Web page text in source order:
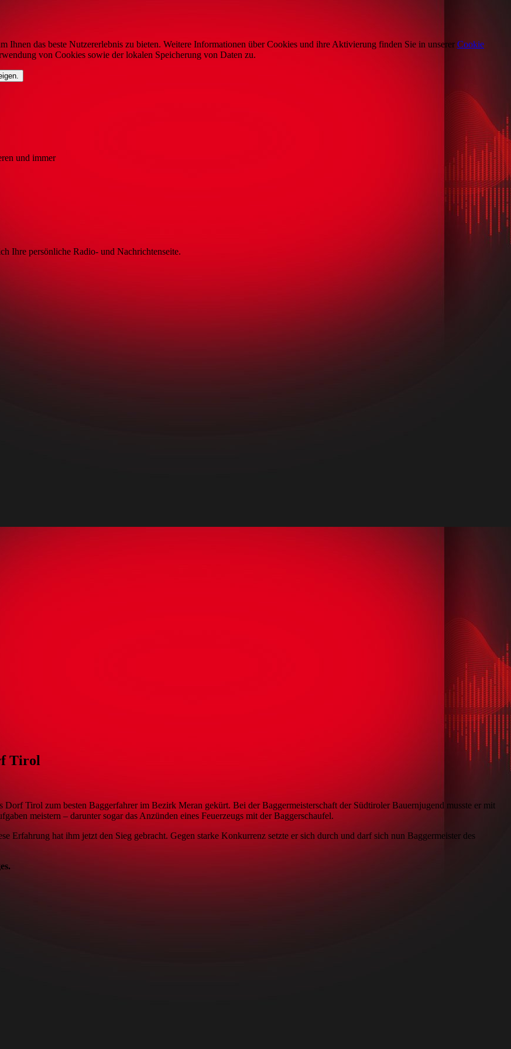
Ihnen das beste Nutzererlebnis zu bieten. Weitere Informationen über Cookies und ihre Aktivierung finden Sie in unserer Cookie
von Cookies sowie der lokalen Speicherung von Daten zu.
und immer
Ihre persönliche Radio- und Nachrichtenseite.
Tirol
Tirol zum besten Baggerfahrer im Bezirk Meran gekürt. Bei der Baggermeisterschaft der Südtiroler Bauernjugend musste er mit
meistern – darunter sogar das Anzünden eines Feuerzeugs mit der Baggerschaufel.
Erfahrung hat ihm jetzt den Sieg gebracht. Gegen starke Konkurrenz setzte er sich durch und darf sich nun Baggermeister des